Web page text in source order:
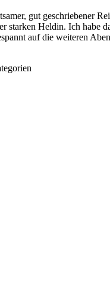
gut geschriebener
starken Heldin. Ich habe
auf die weiteren